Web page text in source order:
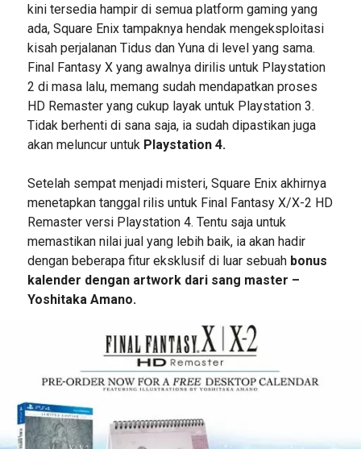
kini tersedia hampir di semua platform gaming yang
ada, Square Enix tampaknya hendak mengeksploitasi
kisah perjalanan Tidus dan Yuna di level yang sama.
Final Fantasy X yang awalnya dirilis untuk Playstation
2 di masa lalu, memang sudah mendapatkan proses
HD Remaster yang cukup layak untuk Playstation 3.
Tidak berhenti di sana saja, ia sudah dipastikan juga
akan meluncur untukPlaystation 4.
Setelah sempat menjadi misteri, Square Enix akhirnya
menetapkan tanggal rilis untuk Final Fantasy X/X-2 HD
Remaster versi Playstation 4. Tentu saja untuk
memastikan nilai jual yang lebih baik, ia akan hadir
dengan beberapa fitur eksklusif di luar sebuahbonus
kalender dengan artwork dari sang master –
Yoshitaka Amano.